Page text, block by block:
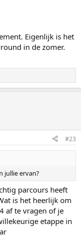
Eigenlijk is het
in de zomer.
#23
jullie ervan?
parcours heeft
is het heerlijk om
af te vragen of je
etappe in